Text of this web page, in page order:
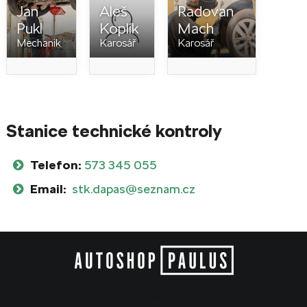
Jan
Pukl
Mechanik
Aleš
Koplík
Karosář
Radovan
Mach
Karosář
Stanice technické kontroly
Telefon: 573 345 055
Email: stk.dapas@seznam.cz